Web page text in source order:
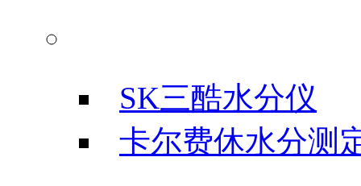
SK三酷水分仪
卡尔费休水分测